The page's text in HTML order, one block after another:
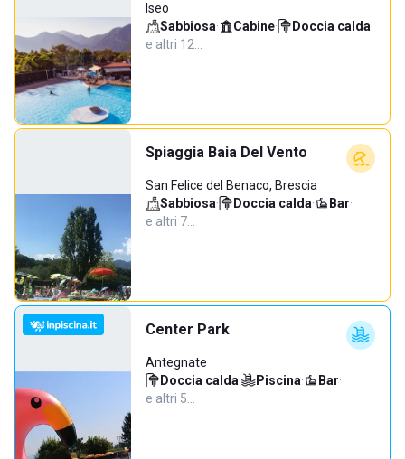
Iseo
Sabbiosa· Cabine· Doccia calda·
e altri 12…
Spiaggia Baia Del Vento
San Felice del Benaco, Brescia
Sabbiosa· Doccia calda· Bar·
e altri 7…
Center Park
Antegnate
Doccia calda· Piscina· Bar·
e altri 5…